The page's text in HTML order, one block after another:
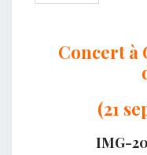
Concert à
(21
IMG-